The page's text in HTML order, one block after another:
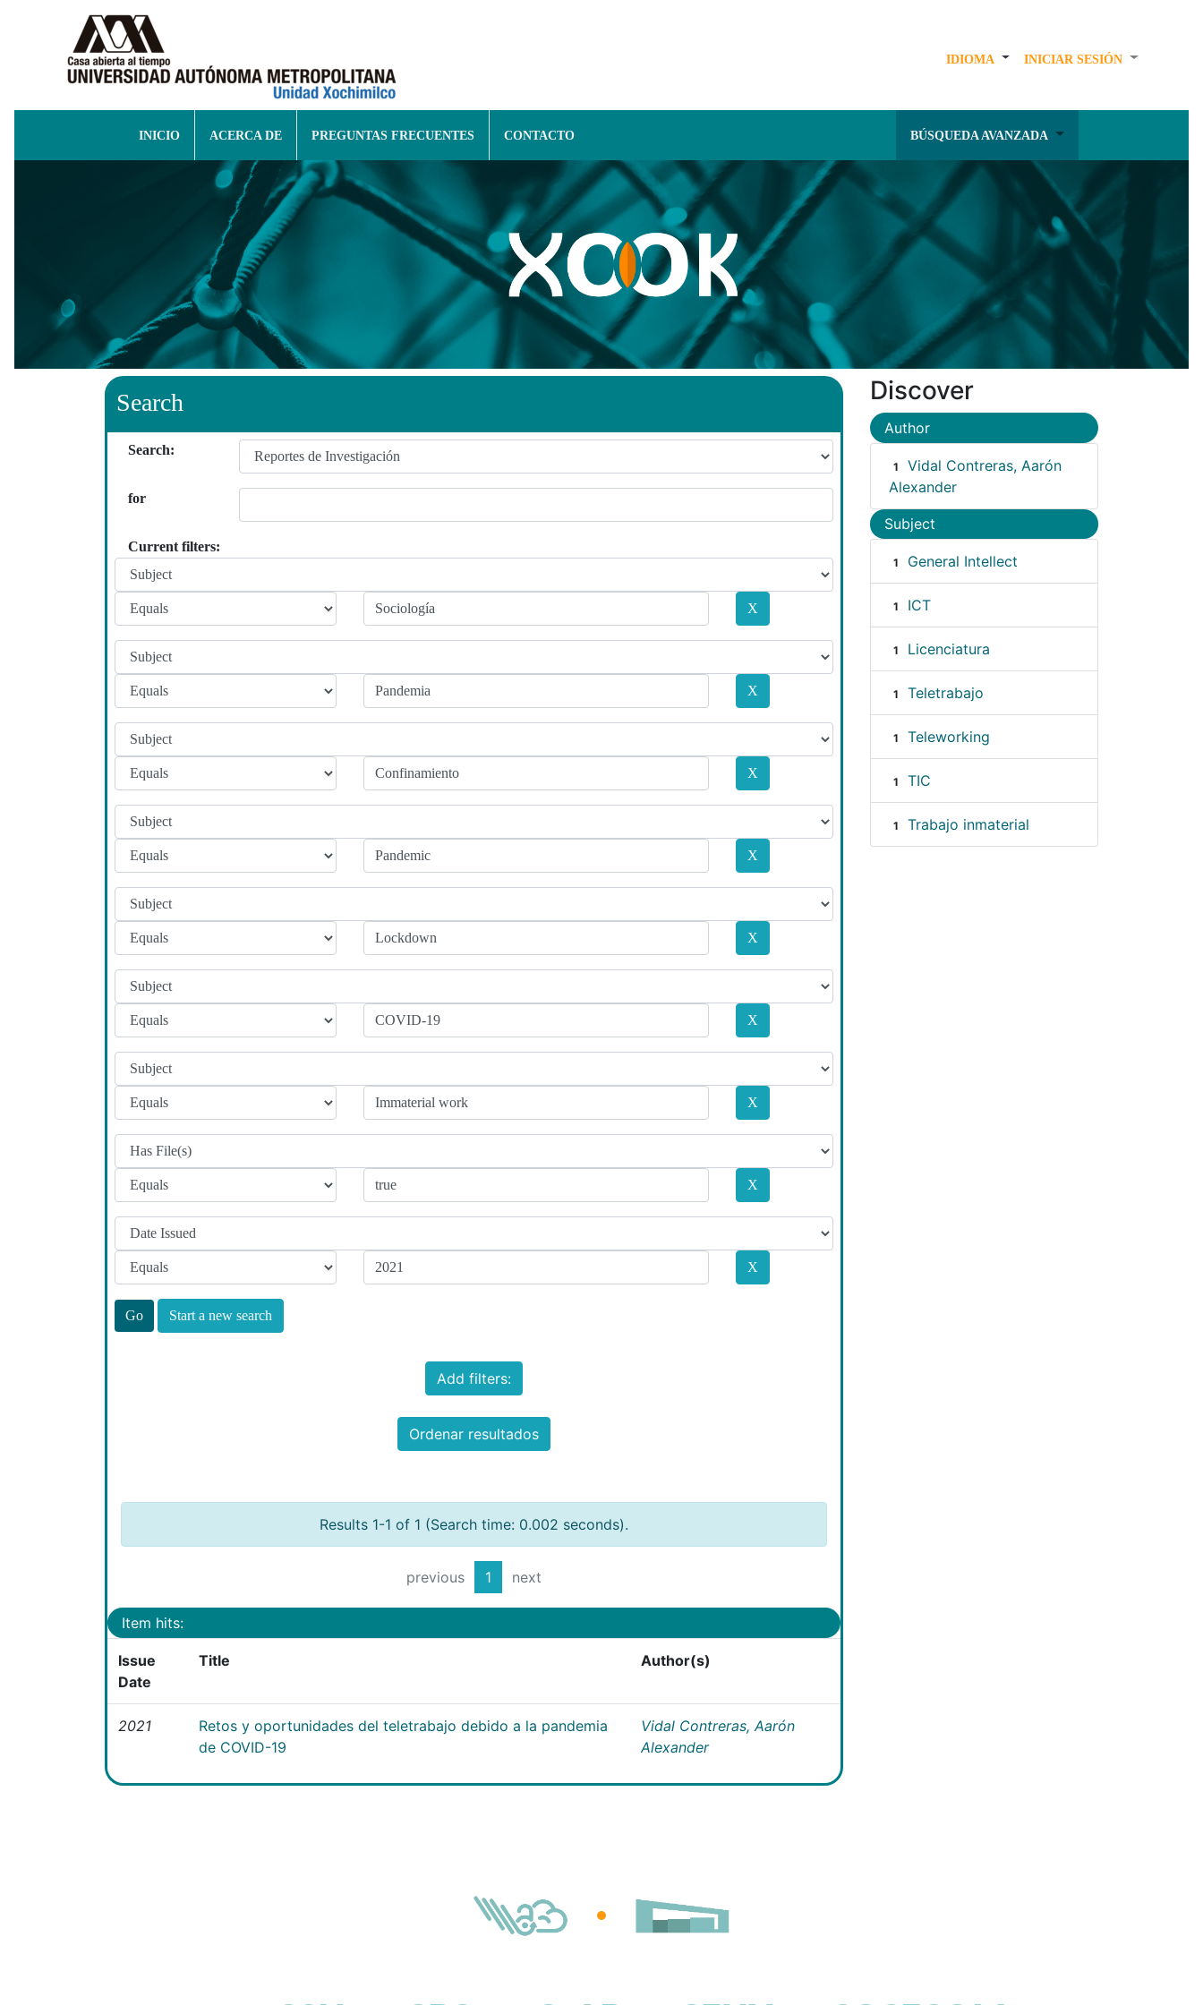
IDIOMA INICIAR SESIÓN
INICIO ACERCA DE PREGUNTAS FRECUENTES CONTACTO BÚSQUEDA AVANZADA
Search
Search:
for
Current filters:
Start a new search
Add filters:
Ordenar resultados
Results 1-1 of 1 (Search time: 0.002 seconds).
previous 1 next
Item hits:
Issue
Date
Title Author(s)
2021
Retos y oportunidades del teletrabajo debido a la pandemia
de COVID-19
Vidal Contreras, Aarón
Alexander
Discover
Author
1
Vidal Contreras, Aarón
Alexander
Subject
1 General Intellect
1 ICT
1 Licenciatura
1 Teletrabajo
1 Teleworking
1 TIC
1 Trabajo inmaterial